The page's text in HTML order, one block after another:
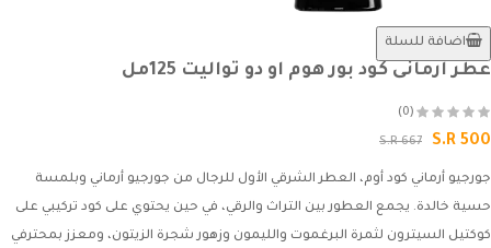
اضافة للسلة
عطر ارمانى كود بور هوم او دو تواليت 125مل
(0)
S.R 500
S.R 667
جورجيو أرماني كود أوم، العطر الشرقي الأول للرجال من جورجيو أرماني وبلمسة
حسية خالدة. يجمع العطور بين التراث والرقي، في حين يحتوي على كود تركيبي على
كوكتيل السيترون لثمرة البرغموت والليمون وزهور شجرة الزيتون، ومعزز بمحترفي